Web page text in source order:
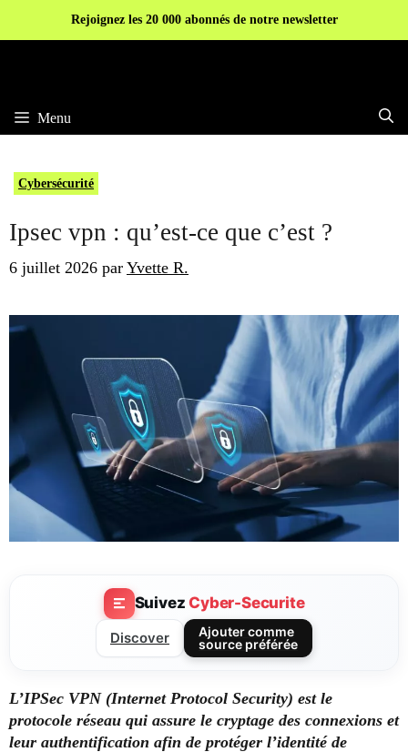
Rejoignez les 20 000 abonnés de notre newsletter
Menu
Cybersécurité
Ipsec vpn : qu’est-ce que c’est ?
6 juillet 2026 par Yvette R.
SuivezCyber-Securite
Discover
Ajouter comme
source préférée
L’IPSec VPN (Internet Protocol Security) est le
protocole réseau qui assure le cryptage des connexions et
leur authentification afin de protéger l’identité de